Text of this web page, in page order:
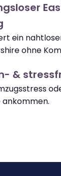
ein
ohne
&
ankommen.